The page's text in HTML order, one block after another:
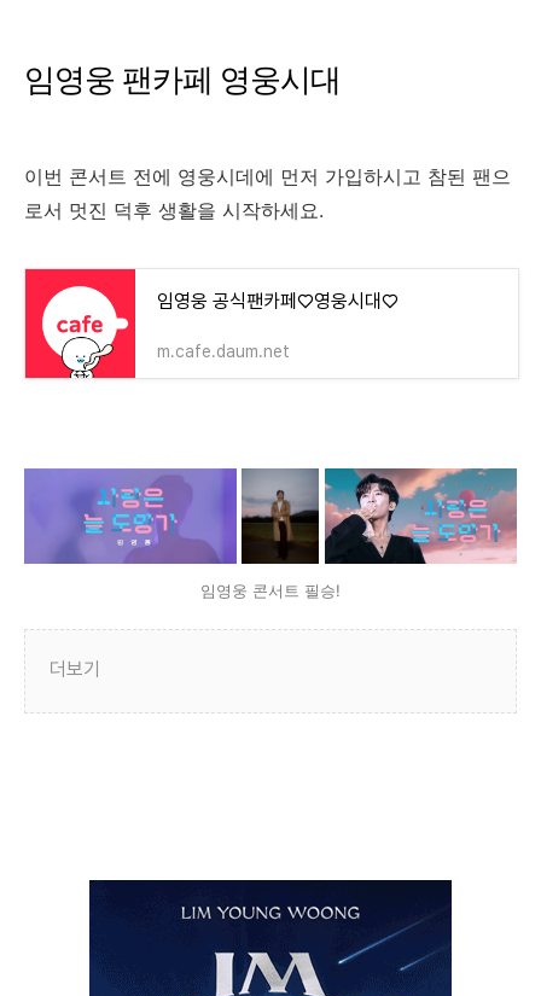
임영웅 팬카페 영웅시대
이번 콘서트 전에 영웅시데에 먼저 가입하시고 참된 팬으
로서 멋진 덕후 생활을 시작하세요.
임영웅 공식팬카페♡영웅시대♡
m.cafe.daum.net
임영웅 콘서트 필승!
더보기